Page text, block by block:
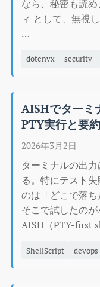
なら、秘密も読
ィ として、無視
…
dotenvx security
AISHでターミ
PTY実行と要
2026年3月2日
ターミナルの出
る。特にテスト
のは「どこで落ち
そこで試したの
AISH（PTY-first
ShellScript devops